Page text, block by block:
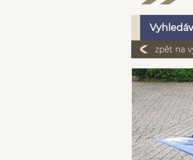
zpět na